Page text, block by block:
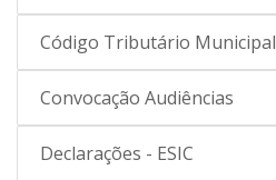
Código Tributário Municipal
Convocação Audiências
Declarações - ESIC